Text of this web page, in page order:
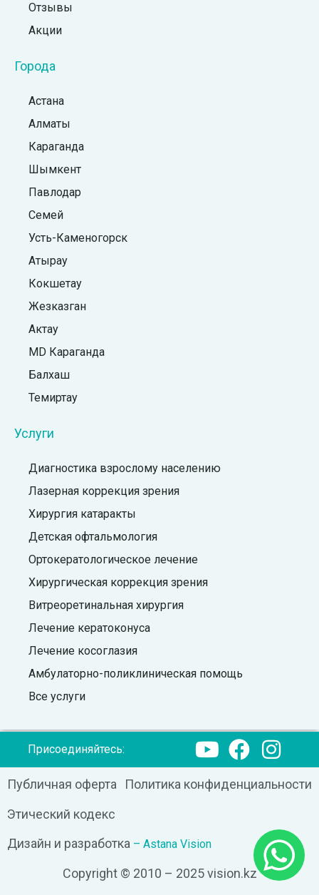
Отзывы
Акции
Города
Астана
Алматы
Караганда
Шымкент
Павлодар
Семей
Усть-Каменогорск
Атырау
Кокшетау
Жезказган
Актау
MD Караганда
Балхаш
Темиртау
Услуги
Диагностика взрослому населению
Лазерная коррекция зрения
Хирургия катаракты
Детская офтальмология
Ортокератологическое лечение
Хирургическая коррекция зрения
Витреоретинальная хирургия
Лечение кератоконуса
Лечение косоглазия
Амбулаторно-поликлиническая помощь
Все услуги
Присоединяйтесь:
Публичная оферта
Политика конфиденциальности
Этический кодекс
Дизайн и разработка – Astana Vision
Copyright © 2010 – 2025 vision.kz